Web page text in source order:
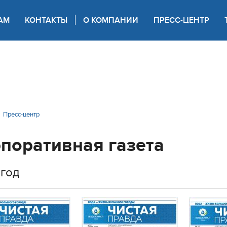
слабовидящих
КОНТАКТЫ О КОМПАНИИ ПРЕСС-ЦЕНТР
Пресс-центр
газета